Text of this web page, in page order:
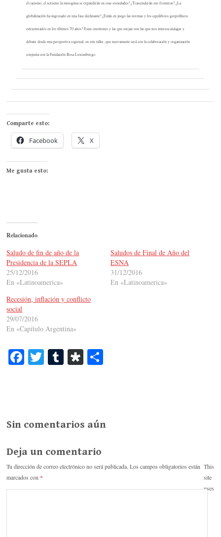
el racismo, el sexismo la misoginia se expandirán en esas sociedades? ¿Trascenderán sus fronteras? ¿La
globalización ha ingresado en una fase declinante? ¿Están en juego las normas y los equilibrios geopolíticos
estructurados en los últimos 70 años? Estas cuestiones y las que surjan son las que nos interesa indagar y
debatir desde una perspectiva regional, en este taller, que nuevamente será con la colaboración y organización
conjunta con la Fundación Rosa Luxemburgo.
Comparte esto:
Facebook X
Me gusta esto:
Relacionado
Saludo de fin de año de la
Presidencia de la SEPLA
25/12/2016
En «Latinoamerica»
Saludos de Final de Año del
ESNA
31/12/2016
En «Latinoamerica»
Recesión, inflación y conflicto
social
29/07/2016
En «Capítulo Argentina»
Fa T T
r
Di
rti
Sin comentarios aún
Deja un comentario
Tu dirección de correo electrónico no será publicada. Los campos obligatorios están
marcados con *
This
site
uses